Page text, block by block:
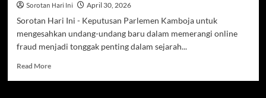
Sorotan Hari Ini April 30, 2026
Sorotan Hari Ini - Keputusan Parlemen Kamboja untuk
mengesahkan undang-undang baru dalam memerangi online
fraud menjadi tonggak penting dalam sejarah...
Read MoreRead